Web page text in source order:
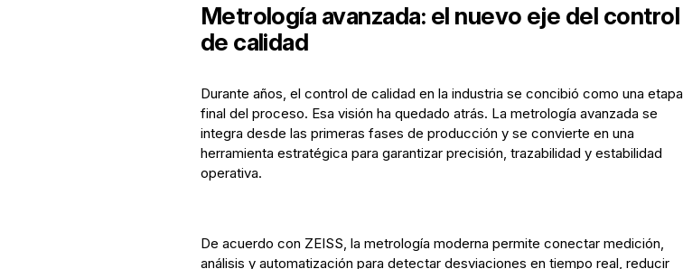
Metrología avanzada: el nuevo eje del control
de calidad
Durante años, el control de calidad en la industria se concibió como una etapa
final del proceso. Esa visión ha quedado atrás. La metrología avanzada se
integra desde las primeras fases de producción y se convierte en una
herramienta estratégica para garantizar precisión, trazabilidad y estabilidad
operativa.
De acuerdo con ZEISS, la metrología moderna permite conectar medición,
análisis y automatización para detectar desviaciones en tiempo real, reducir